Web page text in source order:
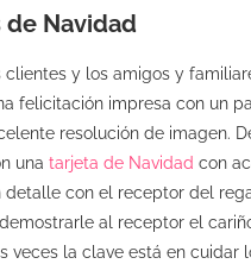
de Navidad
clientes y los amigos y
felicitación impresa con un
resolución de imagen.
una tarjeta de Navidad con
detalle con el receptor del
al receptor el
veces la clave está en cuidar